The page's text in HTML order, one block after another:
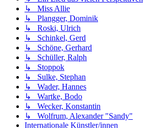
↳ Miss Allie
↳ Plangger, Dominik
↳ Roski, Ulrich
↳ Schinkel, Gerd
↳ Schöne, Gerhard
↳ Schüller, Ralph
↳ Stoppok
↳ Sulke, Stephan
↳ Wader, Hannes
↳ Wartke, Bodo
↳ Wecker, Konstantin
↳ Wolfrum, Alexander "Sandy"
Internationale Künstler/innen